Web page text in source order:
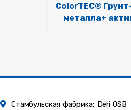
ColorTEC®
металла+
Стамбульская фабрика: Deri OSB